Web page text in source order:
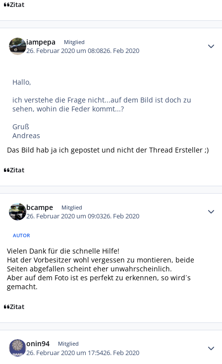
Zitat
iampepa Mitglied
26. Februar 2020 um 08:0826. Feb 2020
Hallo,
ich verstehe die Frage nicht...auf dem Bild ist doch zu
sehen, wohin die Feder kommt...?
Gruß
Andreas
Das Bild hab ja ich gepostet und nicht der Thread Ersteller ;)
Zitat
bcampe Mitglied
26. Februar 2020 um 09:0326. Feb 2020
AUTOR
Vielen Dank für die schnelle Hilfe!
Hat der Vorbesitzer wohl vergessen zu montieren, beide
Seiten abgefallen scheint eher unwahrscheinlich.
Aber auf dem Foto ist es perfekt zu erkennen, so wird´s
gemacht.
Zitat
onin94 Mitglied
26. Februar 2020 um 17:5426. Feb 2020